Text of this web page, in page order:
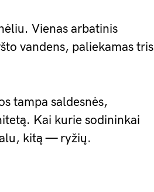
Vienas arbatinis
vandens, paliekamas tris
tampa saldesnės,
Kai kurie sodininkai
kitą — ryžių.